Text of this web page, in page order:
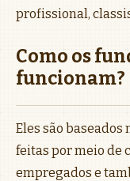
profissional,
Como os
funcionam?
Eles são baseados
feitas por meio de
empregados e